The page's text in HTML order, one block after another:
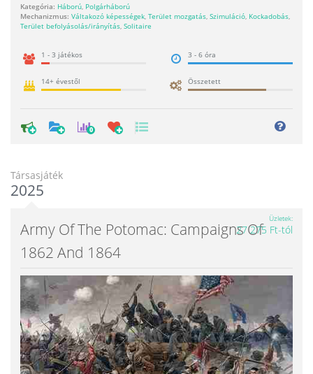
Kategória: Háború, Polgárháború
Mechanizmus: Váltakozó képességek, Terület mozgatás, Szimuláció, Kockadobás,
Terület befolyásolás/irányítás, Solitaire
1 - 3 játékos 3 - 6 óra
14+ évestől Összetett
0
Társasjáték
2025
Army Of The Potomac: Campaigns Of
1862 And 1864
Üzletek
27 275 Ft-tól